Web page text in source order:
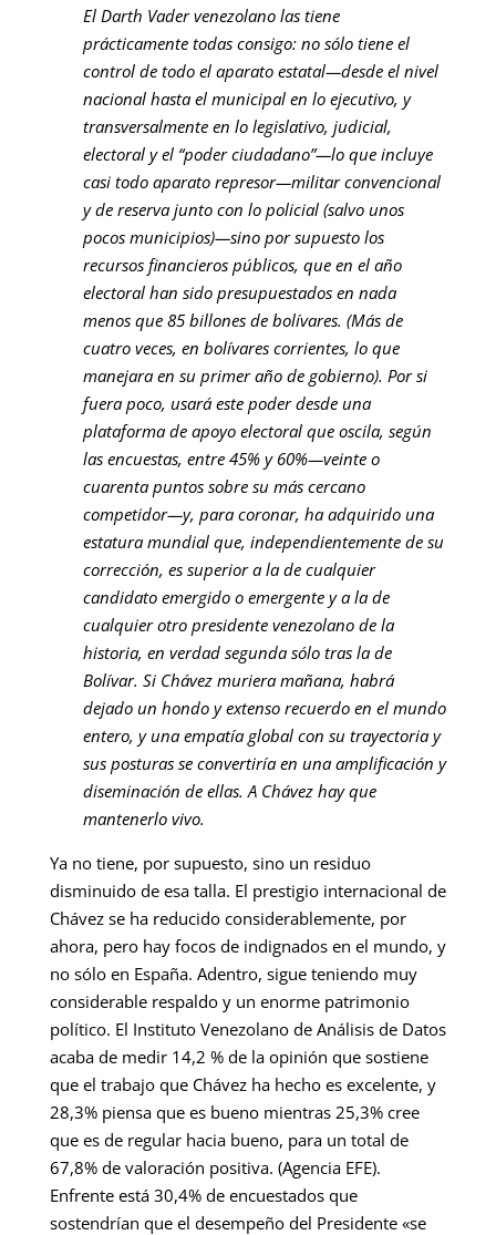
El Darth Vader venezolano las tiene
prácticamente todas consigo: no sólo tiene el
control de todo el aparato estatal—desde el nivel
nacional hasta el municipal en lo ejecutivo, y
transversalmente en lo legislativo, judicial,
electoral y el “poder ciudadano”—lo que incluye
casi todo aparato represor—militar convencional
y de reserva junto con lo policial (salvo unos
pocos municipios)—sino por supuesto los
recursos financieros públicos, que en el año
electoral han sido presupuestados en nada
menos que 85 billones de bolívares. (Más de
cuatro veces, en bolívares corrientes, lo que
manejara en su primer año de gobierno). Por si
fuera poco, usará este poder desde una
plataforma de apoyo electoral que oscila, según
las encuestas, entre 45% y 60%—veinte o
cuarenta puntos sobre su más cercano
competidor—y, para coronar, ha adquirido una
estatura mundial que, independientemente de su
corrección, es superior a la de cualquier
candidato emergido o emergente y a la de
cualquier otro presidente venezolano de la
historia, en verdad segunda sólo tras la de
Bolívar. Si Chávez muriera mañana, habrá
dejado un hondo y extenso recuerdo en el mundo
entero, y una empatía global con su trayectoria y
sus posturas se convertiría en una amplificación y
diseminación de ellas. A Chávez hay que
mantenerlo vivo.
Ya no tiene, por supuesto, sino un residuo
disminuido de esa talla. El prestigio internacional de
Chávez se ha reducido considerablemente, por
ahora, pero hay focos de indignados en el mundo, y
no sólo en España. Adentro, sigue teniendo muy
considerable respaldo y un enorme patrimonio
político. El Instituto Venezolano de Análisis de Datos
acaba de medir 14,2 % de la opinión que sostiene
que el trabajo que Chávez ha hecho es excelente, y
28,3% piensa que es bueno mientras 25,3% cree
que es de regular hacia bueno, para un total de
67,8% de valoración positiva. (Agencia EFE).
Enfrente está 30,4% de encuestados que
sostendrían que el desempeño del Presidente «se